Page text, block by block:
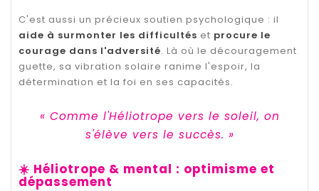
C'est aussi un précieux soutien psychologique : il
aide à surmonter les difficultés et procure le
courage dans l'adversité. Là où le découragement
guette, sa vibration solaire ranime l'espoir, la
détermination et la foi en ses capacités.
« Comme l'Héliotrope vers le soleil, on
s'élève vers le succès. »
☀️ Héliotrope & mental : optimisme et
dépassement